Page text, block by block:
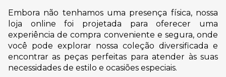
Embora não tenhamos uma presença física, nossa
loja online foi projetada para oferecer uma
experiência de compra conveniente e segura, onde
você pode explorar nossa coleção diversificada e
encontrar as peças perfeitas para atender às suas
necessidades de estilo e ocasiões especiais.